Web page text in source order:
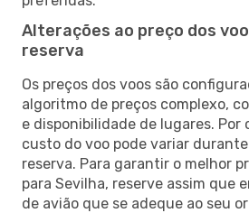
Alterações ao preço dos
reserva
Os preços dos voos são
algoritmo de preços complexo,
e disponibilidade de lugares. Por
custo do voo pode variar
reserva. Para garantir o melhor
para Sevilha, reserve assim que
de avião que se adeque ao seu